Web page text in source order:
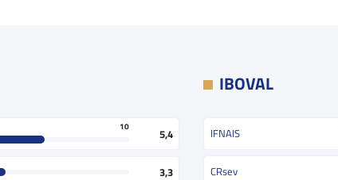
10 5,4
3,3
IBOVAL
IFNAIS
CRsev